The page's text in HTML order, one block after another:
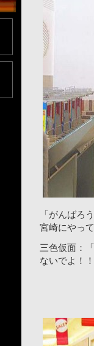
「がんばろ
宮崎にやっ
三色仮面：
ないでよ！